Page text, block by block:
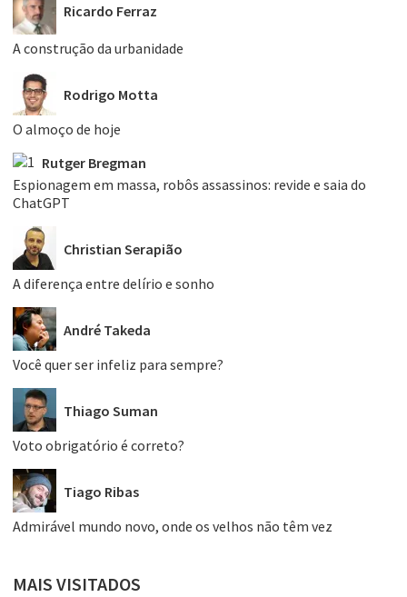
Ricardo Ferraz
A construção da urbanidade
Rodrigo Motta
O almoço de hoje
Rutger Bregman
Espionagem em massa, robôs assassinos: revide e saia do
ChatGPT
Christian Serapião
A diferença entre delírio e sonho
André Takeda
Você quer ser infeliz para sempre?
Thiago Suman
Voto obrigatório é correto?
Tiago Ribas
Admirável mundo novo, onde os velhos não têm vez
MAIS VISITADOS